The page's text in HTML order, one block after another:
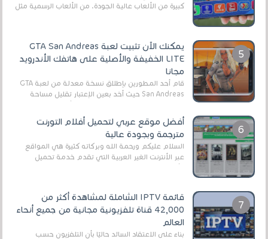
كبيرة من الألعاب عالية الجودة. من الألعاب الرسمية مثل
يمكنك الآن تثبيت لعبة GTA San Andreas
LITE الخفيفة والأصلية على هاتفك الأندرويد
مجانا
قام أحد المطورين بإطلاق نسخة معدلة من لعبة GTA
San Andreas حيث أخد بعين الإعتبار تقليل مساحة
أفضل موقع عربي لتحميل أفلام التورنت
مترجمة وبجودة عالية
السلام عليكم ورحمة الله وبركاته كثيرة هي المواقع
عبر الأنترنت الغير العربية التي تقدم خدمة تحميل
الأفلام على التورنت ، ومعظم هذه المواقع ل...
قائمة IPTV الشاملة لمشاهدة أكثر من
42,000 قناة تلفزيونية مجانية من جميع أنحاء
العالم
بناءً على الاعتقاد السائد حاليًا بأن التلفزيون حسب